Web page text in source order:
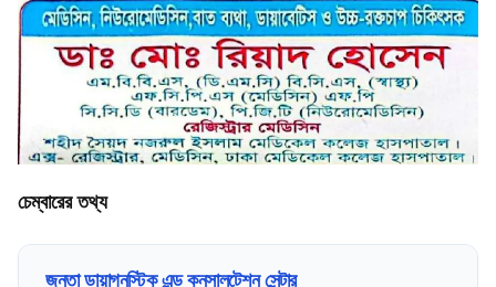
চেম্বারের তথ্য
জনতা ডায়াগনস্টিক এন্ড কনসালটেশন সেন্টার